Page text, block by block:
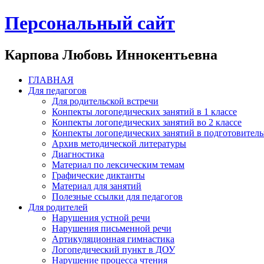
Персональный сайт
Карпова Любовь Иннокентьевна
ГЛАВНАЯ
Для педагогов
Для родительской встречи
Конпекты логопедических занятий в 1 классе
Конпекты логопедических занятий во 2 классе
Конпекты логопедических занятий в
Архив методической литературы
Диагностика
Материал по лексическим темам
Графические диктанты
Материал для занятий
Полезные ссылки для педагогов
Для родителей
Нарушения устной речи
Нарушения письменной речи
Артикуляционная гимнастика
Логопедический пункт в ДОУ
Нарушение процесса чтения